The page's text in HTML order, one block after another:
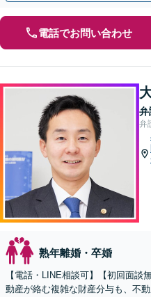
電話でお問い合わせ
弁
弁
熟年離婚・卒婚
【電話・LINE相談可】【初回面談
動産が絡む複雑な財産分与も、不